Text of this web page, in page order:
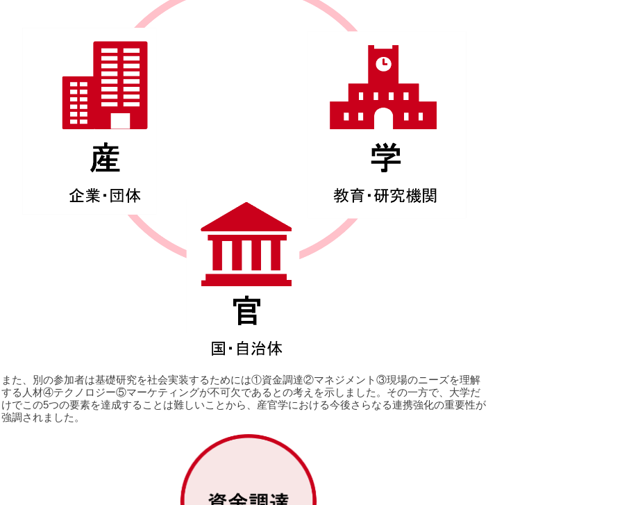
また、別の参加者は基礎研究を社会実装するためには①資金調達②マネジメント③現場のニーズを理解
する人材④テクノロジー⑤マーケティングが不可欠であるとの考えを示しました。その一方で、大学だ
けでこの5つの要素を達成することは難しいことから、産官学における今後さらなる連携強化の重要性が
強調されました。